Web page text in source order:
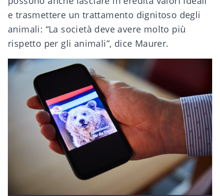
e trasmettere un trattamento dignitoso degli
animali: “La società deve avere molto più
rispetto per gli animali”, dice Maurer.